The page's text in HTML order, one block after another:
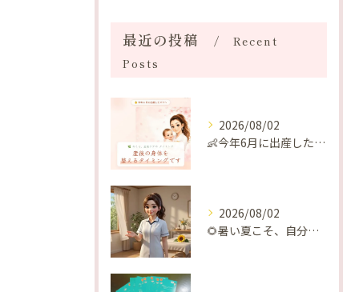
最近の投稿
Recent
Posts
2026/08/02
👶今年6月に出産したママへ♡
2026/08/02
🌻暑い夏こそ、自分の身体を整える時間を♡